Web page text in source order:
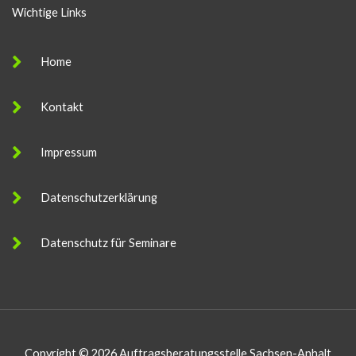
Wichtige Links
Home
Kontakt
Impressum
Datenschutzerklärung
Datenschutz für Seminare
Copyright © 2026 Auftragsberatungsstelle Sachsen-Anhalt